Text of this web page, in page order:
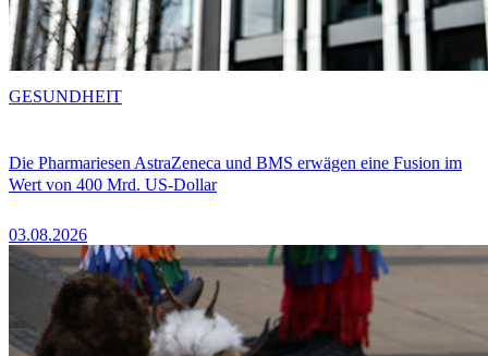
Die Pharmariesen AstraZeneca und BMS erwägen eine Fusion im
Wert von 400 Mrd. US-Dollar
03.08.2026
GESUNDHEIT